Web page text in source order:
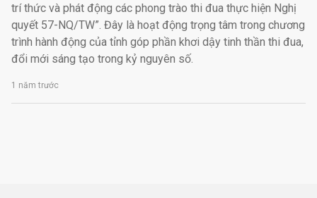
trí thức và phát động các phong trào thi đua thực hiện Nghị
quyết 57-NQ/TW”. Đây là hoạt động trọng tâm trong chương
trình hành động của tỉnh góp phần khơi dậy tinh thần thi đua,
đổi mới sáng tạo trong kỷ nguyên số.
1 năm trước